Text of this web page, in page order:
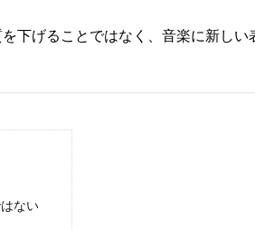
下げることではなく、音楽に新し
ない